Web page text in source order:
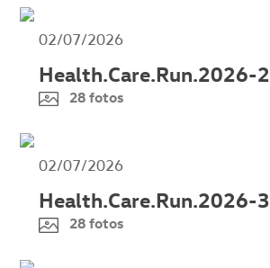
02/07/2026
Health.Care.Run.2026-2
28 fotos
02/07/2026
Health.Care.Run.2026-3
28 fotos